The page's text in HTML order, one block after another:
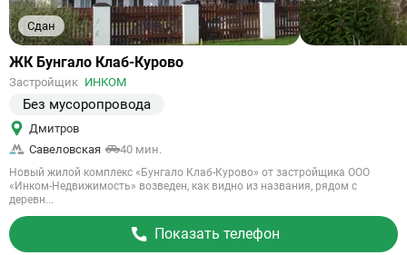
Сдан
Ссылка
объект
ЖК Бунгало Клаб-Курово
Застройщик ИНКОМ
Без мусоропровода
Дмитров
Савеловская
40 мин.
Новый жилой комплекс «Бунгало Клаб-Курово» от застройщика ООО
«Инком-Недвижимость» возведен, как видно из названия, рядом с
деревн...
Показать телефон